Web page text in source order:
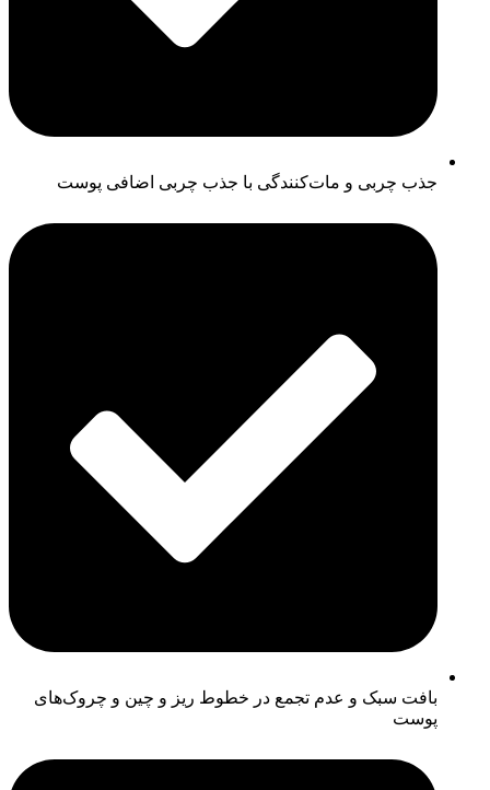
جذب چربی و مات‌کنندگی با جذب چربی اضافی پوست
بافت سبک و عدم تجمع در خطوط ریز و چین و چروک‌های
پوست